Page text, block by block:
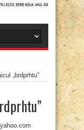
„brdprhtu”